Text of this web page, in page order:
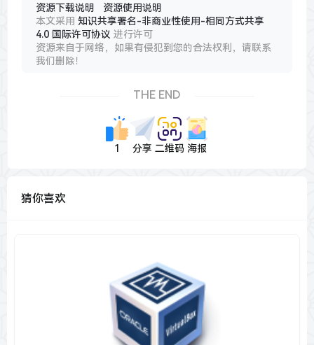
资源下载说明
资源使用说明
本文采用 知识共享署名-非商业性使用-相同方式共享
4.0 国际许可协议 进行许可
资源来自于网络，如果有侵犯到您的合法权利，请联系
我们删除！
THE END
1 分享 二维码 海报
猜你喜欢